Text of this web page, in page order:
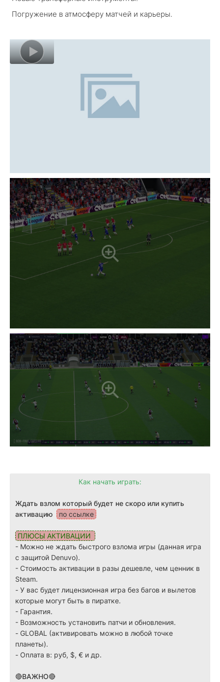
Погружение в атмосферу матчей и карьеры.
Как начать играть:
Ждать взлом который будет не скоро или купить
активацию
по ссылке
ПЛЮСЫ АКТИВАЦИИ
- Можно не ждать быстрого взлома игры (данная игра
с защитой Denuvo).
- Стоимость активации в разы дешевле, чем ценник в
Steam.
- У вас будет лицензионная игра без багов и вылетов
которые могут быть в пиратке.
- Гарантия.
- Возможность установить патчи и обновления.
- GLOBAL (активировать можно в любой точке
планеты).
- Оплата в: руб, $, € и др.
🔴ВАЖНО🔴